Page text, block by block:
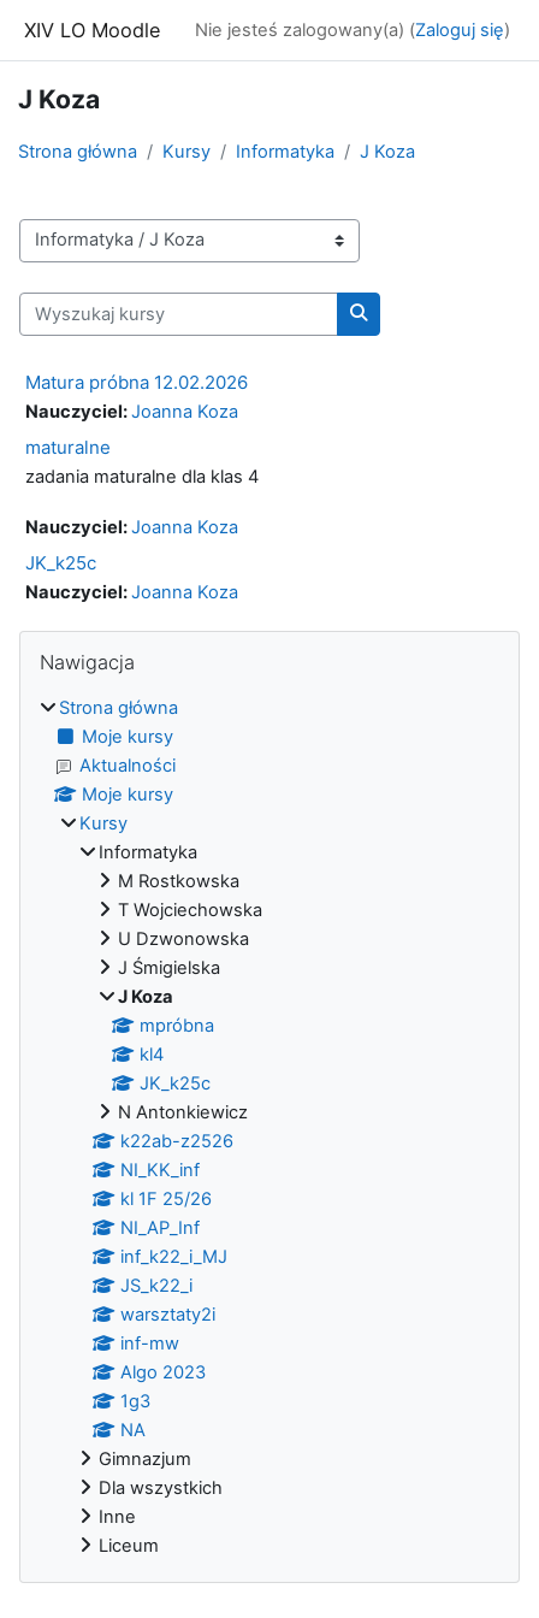
XIV LO Moodle Nie jesteś zalogowany(a) (Zaloguj się)
J Koza
Strona główna Kursy Informatyka J Koza
Kategorie kursów
Wyszukaj kursy
Wyszukaj kursy
Matura próbna 12.02.2026
Nauczyciel:Joanna Koza
maturalne
zadania maturalne dla klas 4
Nauczyciel:Joanna Koza
JK_k25c
Nauczyciel:Joanna Koza
Bloki
Nawigacja
Strona główna
Moje kursy
Aktualności
Moje kursy
Kursy
Informatyka
M Rostkowska
T Wojciechowska
U Dzwonowska
J Śmigielska
J Koza
mpróbna
kl4
JK_k25c
N Antonkiewicz
k22ab-z2526
NI_KK_inf
kl 1F 25/26
NI_AP_Inf
inf_k22_i_MJ
JS_k22_i
warsztaty2i
inf-mw
Algo 2023
1g3
NA
Gimnazjum
Dla wszystkich
Inne
Liceum